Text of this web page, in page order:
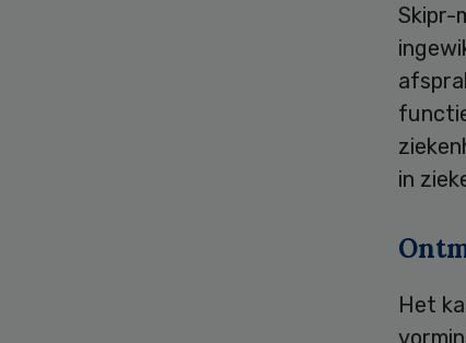
Skipr-
in
Het